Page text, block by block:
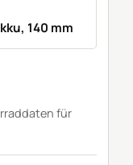
140 mm
für